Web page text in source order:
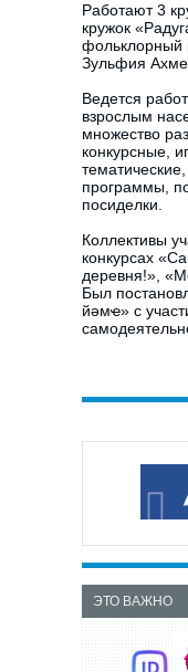
Работают 3
кружок
фольклорный
Зульфия
Ведется
взрослым
множество
конкурсные,
программы,
посиделки.
Коллективы
конкурсах
деревня!»,
Был
йәмҽ» с
ЭТО ВАЖНО